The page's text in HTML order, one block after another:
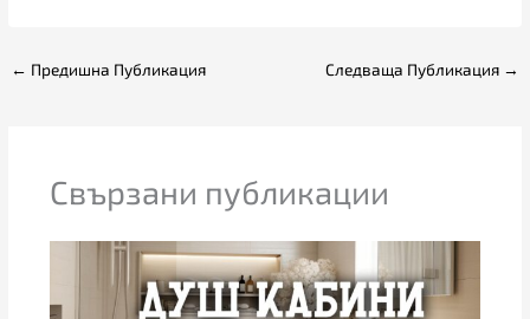
← Предишна Публикация Следваща Публикация →
Свързани публикации